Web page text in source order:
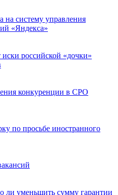
на систему управления
«Яндекса»
российской «дочки»
конкуренции в СРО
по просьбе иностранного
ли уменьшить сумму гарантии